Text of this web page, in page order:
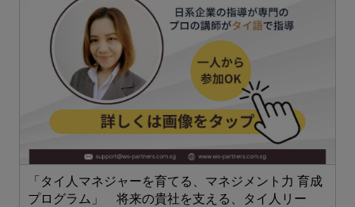
「タイ人マネジャーを育てる、マネジメント力 育成
プログラム」 将来の貴社を支える、タイ人リー